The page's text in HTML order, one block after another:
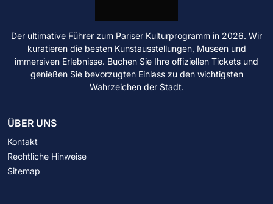
Der ultimative Führer zum Pariser Kulturprogramm in 2026. Wir
kuratieren die besten Kunstausstellungen, Museen und
immersiven Erlebnisse. Buchen Sie Ihre offiziellen Tickets und
genießen Sie bevorzugten Einlass zu den wichtigsten
Wahrzeichen der Stadt.
ÜBER UNS
Kontakt
Rechtliche Hinweise
Sitemap